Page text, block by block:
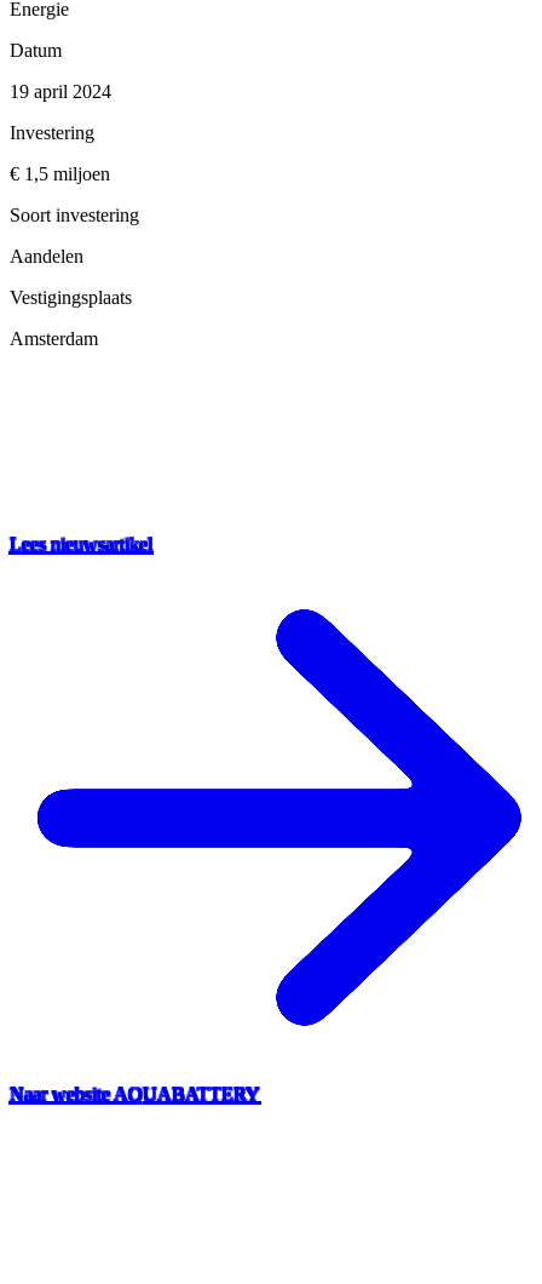
Energie
Datum
19 april 2024
Investering
€ 1,5 miljoen
Soort investering
Aandelen
Vestigingsplaats
Amsterdam
Lees nieuwsartikel
Naar website AQUABATTERY